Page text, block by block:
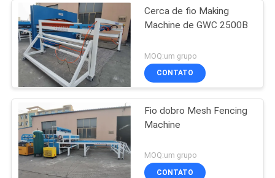
Cerca de fio Making
Machine de GWC 2500B
MOQ:um grupo
CONTATO
Fio dobro Mesh Fencing
Machine
MOQ:um grupo
CONTATO